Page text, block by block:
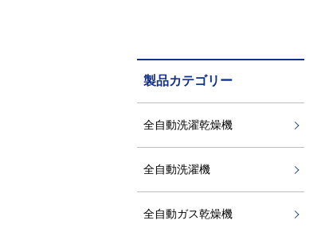
製品カテゴリー
全自動洗濯乾燥機
全自動洗濯機
全自動ガス乾燥機